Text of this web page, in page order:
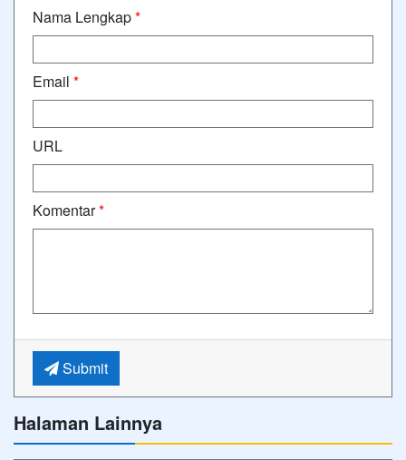
Nama Lengkap*
Email *
URL
Komentar*
Submit
Halaman Lainnya